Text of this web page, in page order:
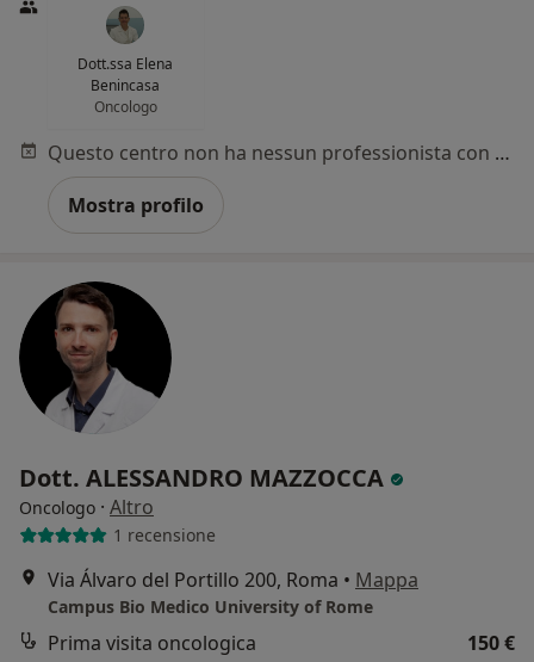
Dott.ssa Elena
Benincasa
Oncologo
Questo centro non ha nessun professionista con date disponibili
Mostra profilo
Dott. ALESSANDRO MAZZOCCA
Oncologo · Altro
1 recensione
Via Álvaro del Portillo 200, Roma • Mappa
Campus Bio Medico University of Rome
Prima visita oncologica 150 €